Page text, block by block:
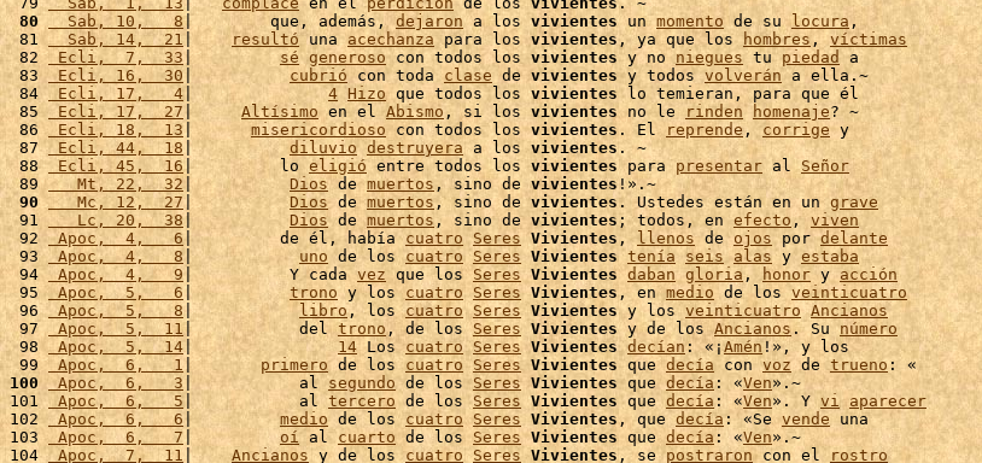
80
  Sab, 10,   8
|        que, además, dejaron a los vivientes un momento de su locura,
81
  Sab, 14,  21
| resultó una acechanza para los vivientes , ya que los hombres , víctimas
82 Ecli,  7,  33 | sé generoso con todos los vivientes y no niegues tu piedad a
83 Ecli, 16,  30 | cubrió con toda clase de vivientes y todos volverán a ella.~
84 Ecli, 17,   4 | 4 Hizo que todos los vivientes lo temieran, para que él
85
Ecli, 17,  27 | Altísimo en el Abismo , si los vivientes no le rinden homenaje? ~
86
Ecli, 18,  13 | misericordioso con todos los vivientes . El reprende , corrige y
87 Ecli, 44,  18 | diluvio destruyera a los vivientes . ~
88 Ecli, 45,  16|         lo eligió entre todos los vivientes para presentar al Señor
89
   Mt, 22,  32
| Dios de muertos, sino de vivientes
90
   Mc, 12,  27
| Dios de muertos , sino de vivientes. Ustedes están en un grave
91
   Lc, 20,  38
| Dios de muertos , sino de vivientes ; todos, en efecto , viven
92 Apoc,  4,   6|         de él, había cuatro Seres Vivientes , llenos de ojos por delante
93 Apoc,  4,   8 | uno de los cuatro Seres Vivientes tenía seis alas y estaba
94
Apoc,  4,   9 |          Y cada vez que los Seres Vivientes daban gloria , honor y acción
95 Apoc,  5,   6 | trono y los cuatro Seres Vivientes , en medio de los veinticuatro
96 Apoc,  5,   8| libro, los cuatro Seres Vivientes y los veinticuatro Ancianos
97
Apoc,  5,  11 |           del trono, de los Seres Vivientes y de los Ancianos . Su número
98 Apoc,  5,  14 | 14 Los cuatro Seres Vivientes decían: «¡ Amén !», y los
99 Apoc,  6,   1 | primero de los cuatro Seres Vivientes que decía con voz de trueno
100
Apoc,  6,   3 |           al segundo de los Seres Vivientes que decía : «Ven».~
101
Apoc,  6,   5 |           al tercero de los Seres Vivientes que decía : «Ven». Y vi aparecer
102
Apoc,  6,   6 | medio de los cuatro Seres Vivientes, que decía: «Se vende una
103
Apoc,  6,   7 | oí al cuarto de los Seres Vivientes que decía : «Ven».~
104 Apoc,  7,  11 | Ancianos y de los cuatro Seres Vivientes , se postraron con el rostro